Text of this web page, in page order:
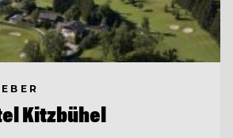
Kitzbühel